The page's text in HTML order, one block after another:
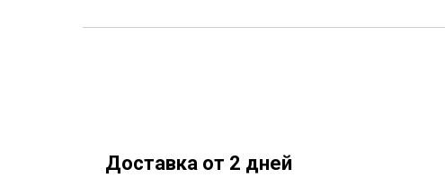
Доставка от 2 дней